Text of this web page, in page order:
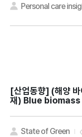
Personal care
[산업동향]
재) Blue
ntial for using
building
State of Green